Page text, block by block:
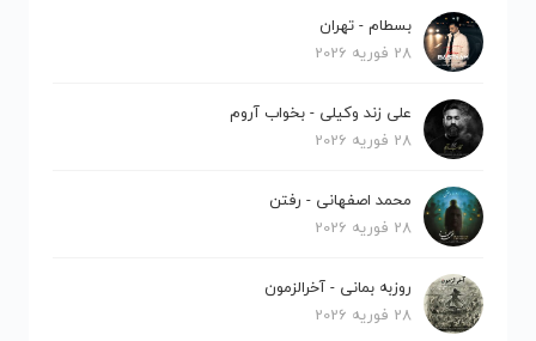
بسطام - تهران
28 فوریه 2026
علی زند وکیلی - بخواب آروم
28 فوریه 2026
محمد اصفهانی - رفتن
28 فوریه 2026
روزبه بمانی - آخرالزمون
28 فوریه 2026